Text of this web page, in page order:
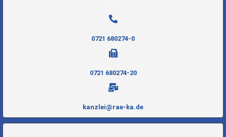
0721 680274-0
0721 680274-20
kanzlei@rae-ka.de